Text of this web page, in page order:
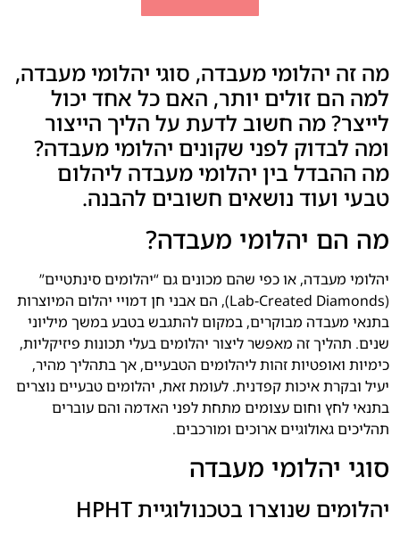
מה זה יהלומי מעבדה, סוגי יהלומי מעבדה,
למה הם זולים יותר, האם כל אחד יכול
לייצר? מה חשוב לדעת על הליך הייצור
ומה לבדוק לפני שקונים יהלומי מעבדה?
מה ההבדל בין יהלומי מעבדה ליהלום
טבעי ועוד נושאים חשובים להבנה.
מה הם יהלומי מעבדה?
יהלומי מעבדה, או כפי שהם מכונים גם “יהלומים סינתטיים”
(Lab-Created Diamonds), הם אבני חן דמויי יהלום המיוצרות
בתנאי מעבדה מבוקרים, במקום להתגבש בטבע במשך מיליוני
שנים. תהליך זה מאפשר ליצור יהלומים בעלי תכונות פיזיקליות,
כימיות ואופטיות זהות ליהלומים הטבעיים, אך בתהליך מהיר,
יעיל ובקרת איכות קפדנית. לעומת זאת, יהלומים טבעיים נוצרים
בתנאי לחץ וחום עצומים מתחת לפני האדמה והם עוברים
תהליכים גאולוגיים ארוכים ומורכבים.
סוגי יהלומי מעבדה
יהלומים שנוצרו בטכנולוגיית HPHT